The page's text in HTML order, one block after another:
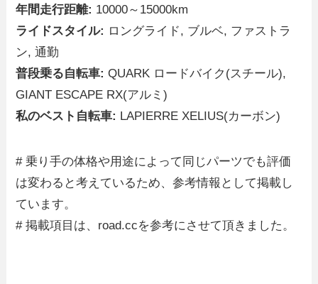
年間走行距離: 10000～15000km
ライドスタイル: ロングライド, ブルベ, ファストラ
ン, 通勤
普段乗る自転車: QUARK ロードバイク(スチール),
GIANT ESCAPE RX(アルミ)
私のベスト自転車: LAPIERRE XELIUS(カーボン)
# 乗り手の体格や用途によって同じパーツでも評価
は変わると考えているため、参考情報として掲載し
ています。
# 掲載項目は、road.ccを参考にさせて頂きました。